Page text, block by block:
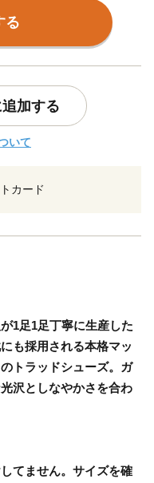
る
加する
いて
カード
1足1足丁寧に生産した
も採用される本格マッ
トラッドシューズ。ガ
沢としなやかさを合わ
てません。サイズを確